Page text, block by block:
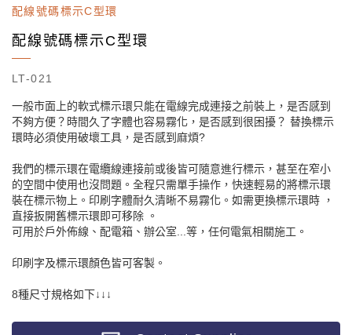
配線號碼標示C型環
配線號碼標示C型環
LT-021
一般市面上的軟式標示環只能在電線完成連接之前裝上，是否感到
不夠方便？時間久了字體也容易霧化，是否感到很困擾？ 替換標示
環時必須使用破壞工具，是否感到麻煩?
我們的標示環在電纜線連接前或後皆可隨意進行標示，甚至在窄小
的空間中使用也沒問題。全程只需單手操作，快速輕易的將標示環
裝在標示物上。印刷字體耐久清晰不易霧化。如需更換標示環時 ，
直接扳開舊標示環即可移除 。
可用於戶外佈線、配電箱、辦公室...等，任何電氣相關施工。
印刷字及標示環顏色皆可客製。
8種尺寸規格如下↓↓↓